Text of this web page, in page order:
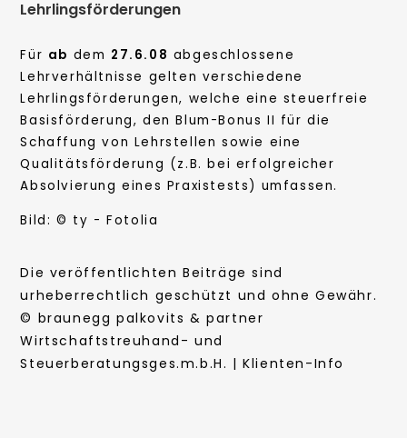
Lehrlingsförderungen
Für ab dem 27.6.08 abgeschlossene
Lehrverhältnisse gelten verschiedene
Lehrlingsförderungen, welche eine steuerfreie
Basisförderung, den Blum-Bonus II für die
Schaffung von Lehrstellen sowie eine
Qualitätsförderung (z.B. bei erfolgreicher
Absolvierung eines Praxistests) umfassen.
Bild: © ty - Fotolia
Die veröffentlichten Beiträge sind
urheberrechtlich geschützt und ohne Gewähr.
© braunegg palkovits & partner
Wirtschaftstreuhand- und
Steuerberatungsges.m.b.H. | Klienten-Info